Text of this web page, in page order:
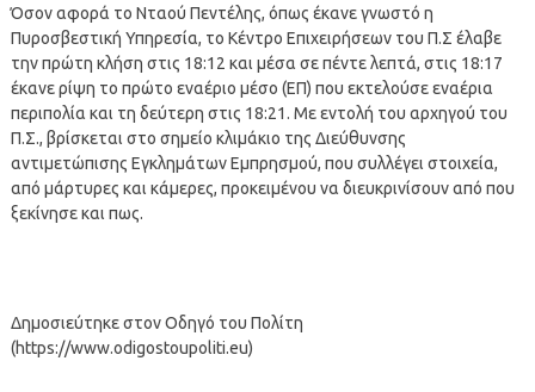
Όσον αφορά το Νταού Πεντέλης, όπως έκανε γνωστό η
Πυροσβεστική Υπηρεσία, το Κέντρο Επιχειρήσεων του Π.Σ έλαβε
την πρώτη κλήση στις 18:12 και μέσα σε πέντε λεπτά, στις 18:17
έκανε ρίψη το πρώτο εναέριο μέσο (ΕΠ) που εκτελούσε εναέρια
περιπολία και τη δεύτερη στις 18:21. Με εντολή του αρχηγού του
Π.Σ., βρίσκεται στο σημείο κλιμάκιο της Διεύθυνσης
αντιμετώπισης Εγκλημάτων Εμπρησμού, που συλλέγει στοιχεία,
από μάρτυρες και κάμερες, προκειμένου να διευκρινίσουν από που
ξεκίνησε και πως.
Δημοσιεύτηκε στον Οδηγό του Πολίτη
(https://www.odigostoupoliti.eu)